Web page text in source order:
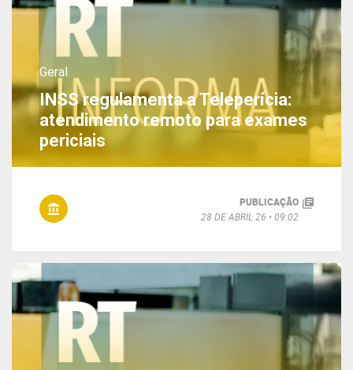
Geral
INSS regulamenta a Teleperícia:
atendimento remoto para exames
periciais
PUBLICAÇÃO
28 DE ABRIL 26
09:02